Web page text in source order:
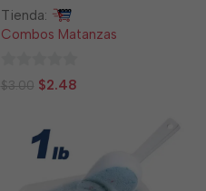
Tienda:
Combos Matanzas
0
$3.00 $2.48